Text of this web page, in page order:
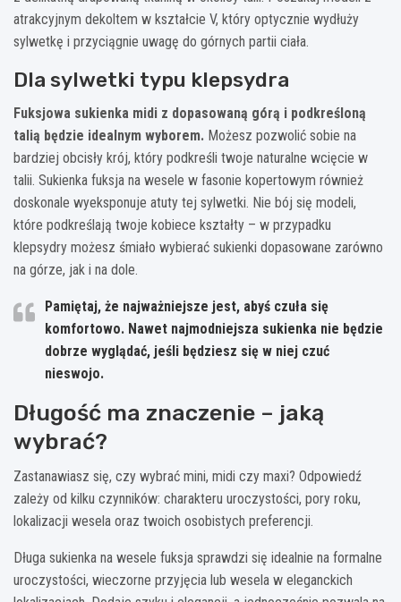
atrakcyjnym dekoltem w kształcie V, który optycznie wydłuży
sylwetkę i przyciągnie uwagę do górnych partii ciała.
Dla sylwetki typu klepsydra
Fuksjowa sukienka midi z dopasowaną górą i podkreśloną
talią będzie idealnym wyborem. Możesz pozwolić sobie na
bardziej obcisły krój, który podkreśli twoje naturalne wcięcie w
talii. Sukienka fuksja na wesele w fasonie kopertowym również
doskonale wyeksponuje atuty tej sylwetki. Nie bój się modeli,
które podkreślają twoje kobiece kształty – w przypadku
klepsydry możesz śmiało wybierać sukienki dopasowane zarówno
na górze, jak i na dole.
Pamiętaj, że najważniejsze jest, abyś czuła się
komfortowo. Nawet najmodniejsza sukienka nie będzie
dobrze wyglądać, jeśli będziesz się w niej czuć
nieswojo.
Długość ma znaczenie – jaką
wybrać?
Zastanawiasz się, czy wybrać mini, midi czy maxi? Odpowiedź
zależy od kilku czynników: charakteru uroczystości, pory roku,
lokalizacji wesela oraz twoich osobistych preferencji.
Długa sukienka na wesele fuksja sprawdzi się idealnie na formalne
uroczystości, wieczorne przyjęcia lub wesela w eleganckich